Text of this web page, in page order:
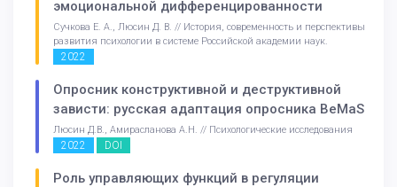
эмоциональной дифференцированности
Сучкова Е. А., Люсин Д. В. // История, современность и перспективы
развития психологии в системе Российской академии наук.
2022
Опросник конструктивной и деструктивной
зависти: русская адаптация опросника BeMaS
Люсин Д.В., Амирасланова А.Н. // Психологические исследования
2022 DOI
Роль управляющих функций в регуляции